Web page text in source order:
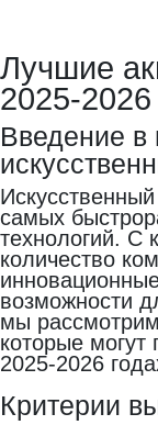
Лучшие
2025-2026
Введение в
самых
технологий. С
количество
возможности
мы
которые могут
2025-2026
Критерии